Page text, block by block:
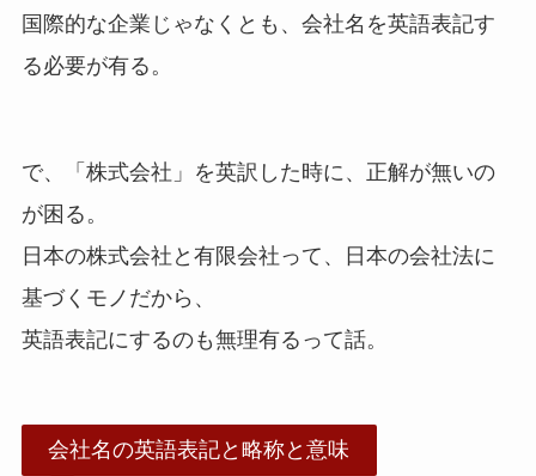
国際的な企業じゃなくとも、会社名を英語表記す
る必要が有る。
で、「株式会社」を英訳した時に、正解が無いの
が困る。
日本の株式会社と有限会社って、日本の会社法に
基づくモノだから、
英語表記にするのも無理有るって話。
会社名の英語表記と略称と意味